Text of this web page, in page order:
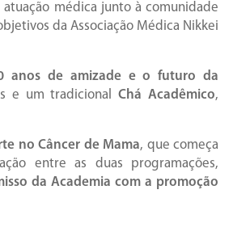
médica junto à comunidade
da Associação Médica Nikkei
anos de amizade e o futuro da
e um tradicionalChá Acadêmico,
no Câncer de Mama, que começa
entre as duas programações,
da Academia com a promoção